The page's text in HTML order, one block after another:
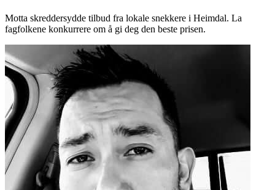
Motta skreddersydde tilbud fra lokale snekkere i Heimdal. La
fagfolkene konkurrere om å gi deg den beste prisen.